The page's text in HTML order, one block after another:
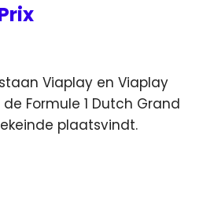
Viaplay en Viaplay
Formule 1 Dutch Grand
plaatsvindt.